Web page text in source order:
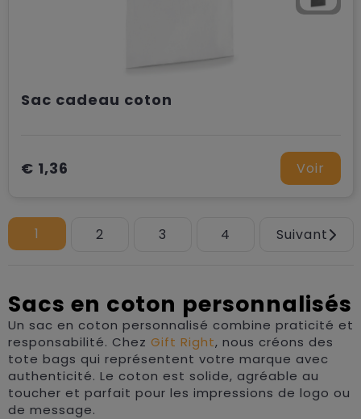
Sac cadeau coton
€ 1,36 Voir
1 2 3 4 Suivant
Sacs en coton personnalisés
Un sac en coton personnalisé combine praticité et
responsabilité. Chez Gift Right, nous créons des
tote bags qui représentent votre marque avec
authenticité. Le coton est solide, agréable au
toucher et parfait pour les impressions de logo ou
de message.